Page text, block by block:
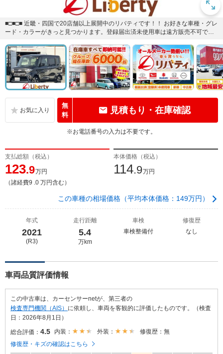
■□■□■ 近畿・四国で20店舗以上展開中のリバティです！！ お好きな車種・グレ
ード・カラーがきっと見つかります。登録届出済未使用車は遠方販売不可で
無
料
見積もり・在庫確認
※お電話番号の入力は不要です。
支払総額（税込）
123.9万円
（諸経費9 .0 万円含む）
本体価格（税込）
114.9万円
この車種の相場価格（平均本体価格：149万円）
年式
2021
(R3)
走行距離
5.4
万km
車検
車検整備付
修復歴
なし
車両品質評価情報
この中古車は、カーセンサーnetが、第三者の
検査専門機関（AIS） に依頼し、車両を客観的に評価したものです。（検査
日：2026年8月1日）
総合評価： 4.5 内装： 外装：
修復歴：無
修復歴・キズの確認はこちら